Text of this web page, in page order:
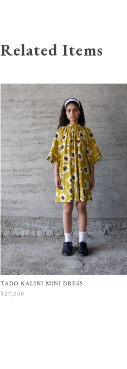
Related Items
TADO KALINI MINI DRESS
¥27,500